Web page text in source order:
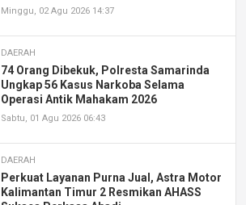
Minggu, 02 Agu 2026 14:37
DAERAH
74 Orang Dibekuk, Polresta Samarinda
Ungkap 56 Kasus Narkoba Selama
Operasi Antik Mahakam 2026
Sabtu, 01 Agu 2026 06:43
DAERAH
Perkuat Layanan Purna Jual, Astra Motor
Kalimantan Timur 2 Resmikan AHASS